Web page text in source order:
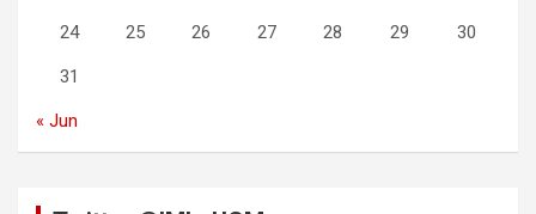
24 25 26 27 28 29 30
31
« Jun